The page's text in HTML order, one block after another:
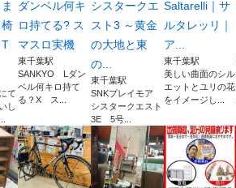
て
し
ダンベル何キ
ロ持てる? ス
マスロ実機
東千葉駅
SANKYO Lダン
ベル何キロ持て
る？X ス...
シスタークエ
スト3 ～黄金
の大地と東
の...
東千葉駅
SNKプレイモア
シスタークエスト
3E 5号...
Saltarelli｜サ
ルタレッリ｜
ア...
東千葉駅
美しい曲面のシル
エットとユリの花
をイメージし...